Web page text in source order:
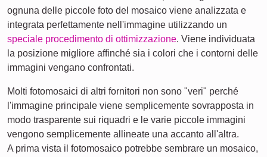
ognuna delle piccole foto del mosaico viene analizzata e
integrata perfettamente nell'immagine utilizzando un
speciale procedimento di ottimizzazione. Viene individuata
la posizione migliore affinché sia i colori che i contorni delle
immagini vengano confrontati.
Molti fotomosaici di altri fornitori non sono "veri" perché
l'immagine principale viene semplicemente sovrapposta in
modo trasparente sui riquadri e le varie piccole immagini
vengono semplicemente allineate una accanto all'altra.
A prima vista il fotomosaico potrebbe sembrare un mosaico,